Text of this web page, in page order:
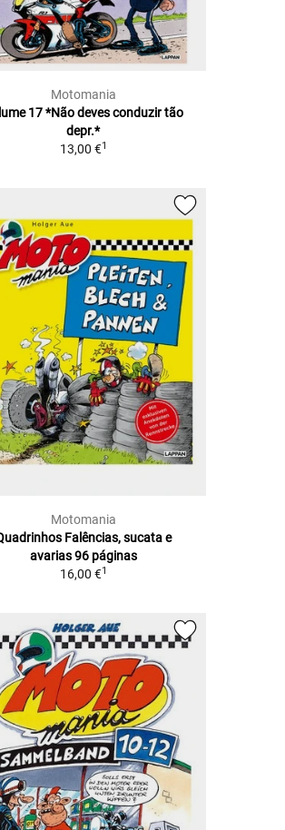
Motomania
17 *Não deves conduzir tão
depr.*
13,00 €1
Motomania
Falências, sucata e
avarias 96 páginas
16,00 €1